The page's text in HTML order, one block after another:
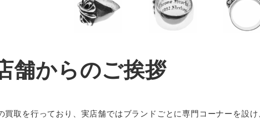
舗からのご挨拶
取を行っており、実店舗ではブランドごとに専門コーナーを設け